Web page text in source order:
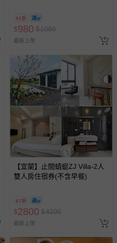
91折
$980 $1080
最新上架
【宜蘭】止間蜻蜓ZJ Villa-2人
雙人房住宿券(不含早餐)
67折
$2800 $4200
最新上架